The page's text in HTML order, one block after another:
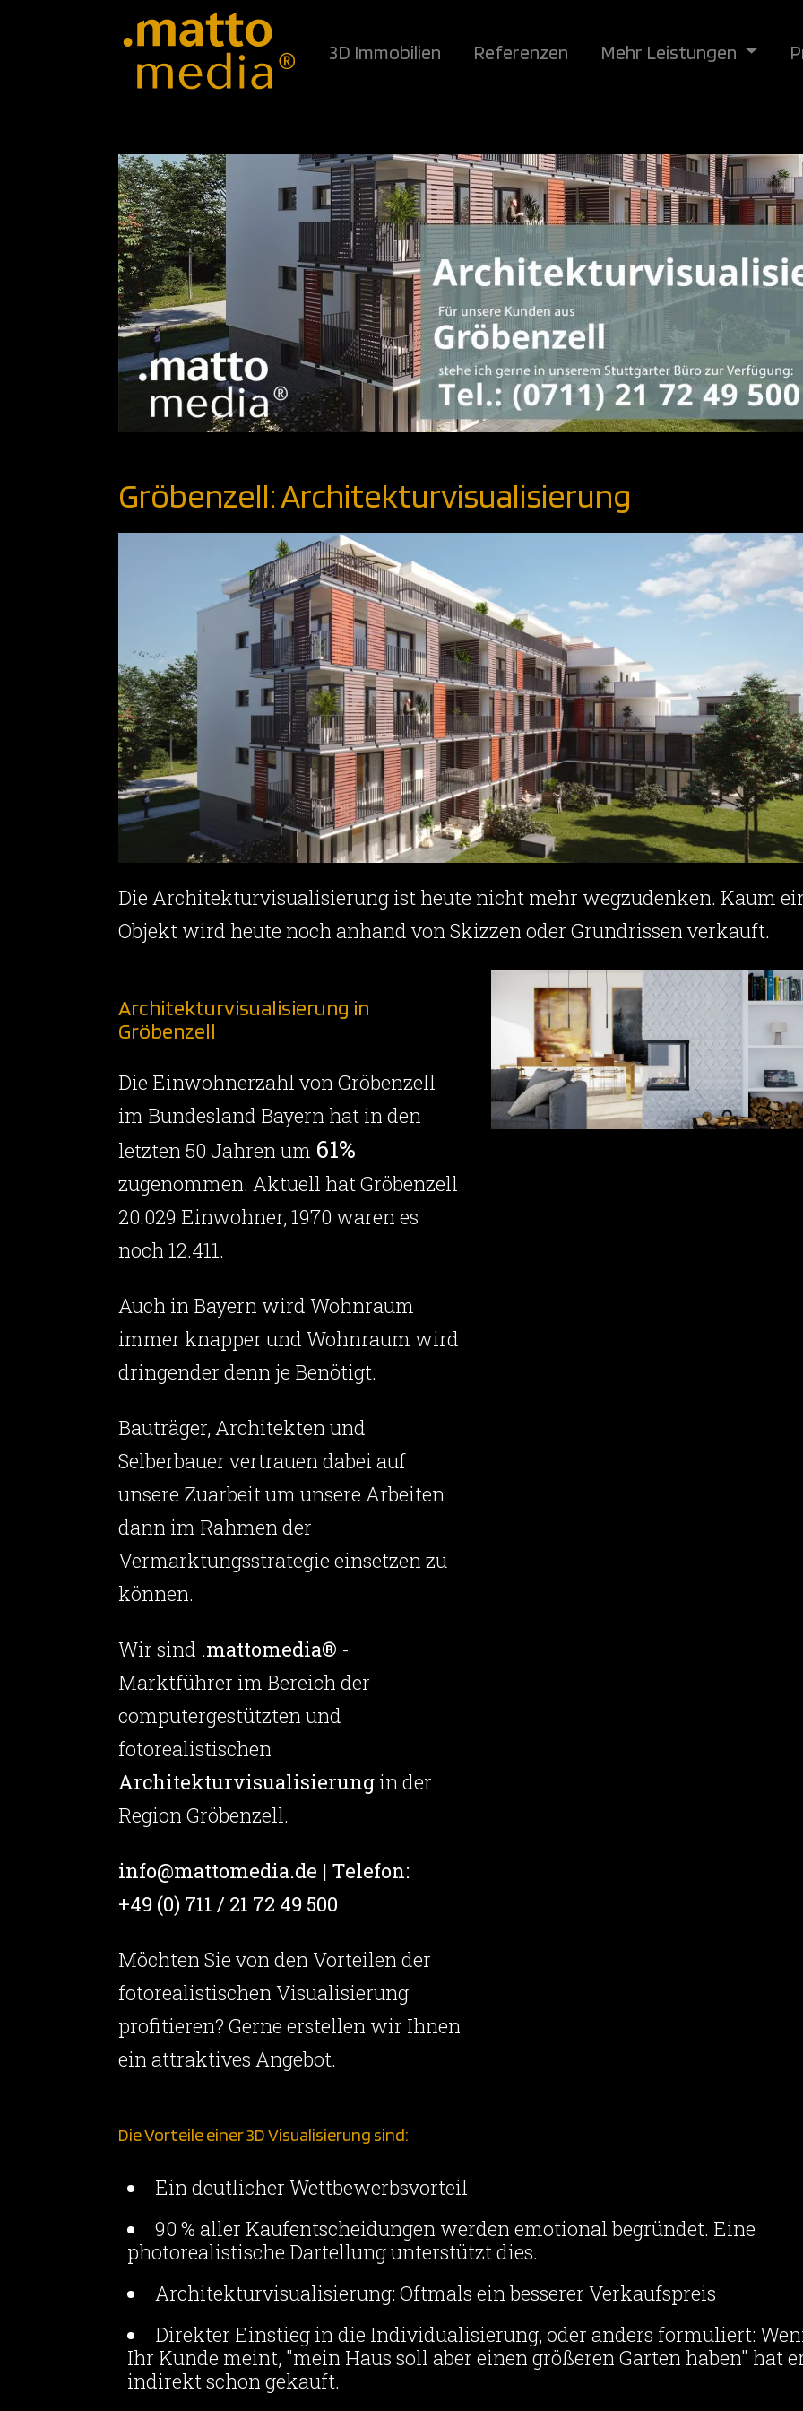
3D Immobilien Referenzen Mehr Leistungen
Gröbenzell: Architekturvisualisierung
Die Architekturvisualisierung ist heute nicht mehr wegzudenken. Kaum
Objekt wird heute noch anhand von Skizzen oder Grundrissen verkauft.
Architekturvisualisierung in
Gröbenzell
Die Einwohnerzahl von Gröbenzell
im Bundesland Bayern hat in den
letzten 50 Jahren um 61%
zugenommen. Aktuell hat Gröbenzell
20.029 Einwohner, 1970 waren es
noch 12.411.
Auch in Bayern wird Wohnraum
immer knapper und Wohnraum wird
dringender denn je Benötigt.
Bauträger, Architekten und
Selberbauer vertrauen dabei auf
unsere Zuarbeit um unsere Arbeiten
dann im Rahmen der
Vermarktungsstrategie einsetzen zu
können.
Wir sind .mattomedia® -
Marktführer im Bereich der
computergestützten und
fotorealistischen
Architekturvisualisierung in der
Region Gröbenzell.
info@mattomedia.de | Telefon:
+49 (0) 711 / 21 72 49 500
Möchten Sie von den Vorteilen der
fotorealistischen Visualisierung
profitieren? Gerne erstellen wir Ihnen
ein attraktives Angebot.
Die Vorteile einer 3D Visualisierung sind:
Ein deutlicher Wettbewerbsvorteil
90 % aller Kaufentscheidungen werden emotional begründet. Eine
photorealistische Dartellung unterstützt dies.
Architekturvisualisierung: Oftmals ein besserer Verkaufspreis
Direkter Einstieg in die Individualisierung, oder anders formuliert:
Ihr Kunde meint, "mein Haus soll aber einen größeren Garten haben" hat
indirekt schon gekauft.